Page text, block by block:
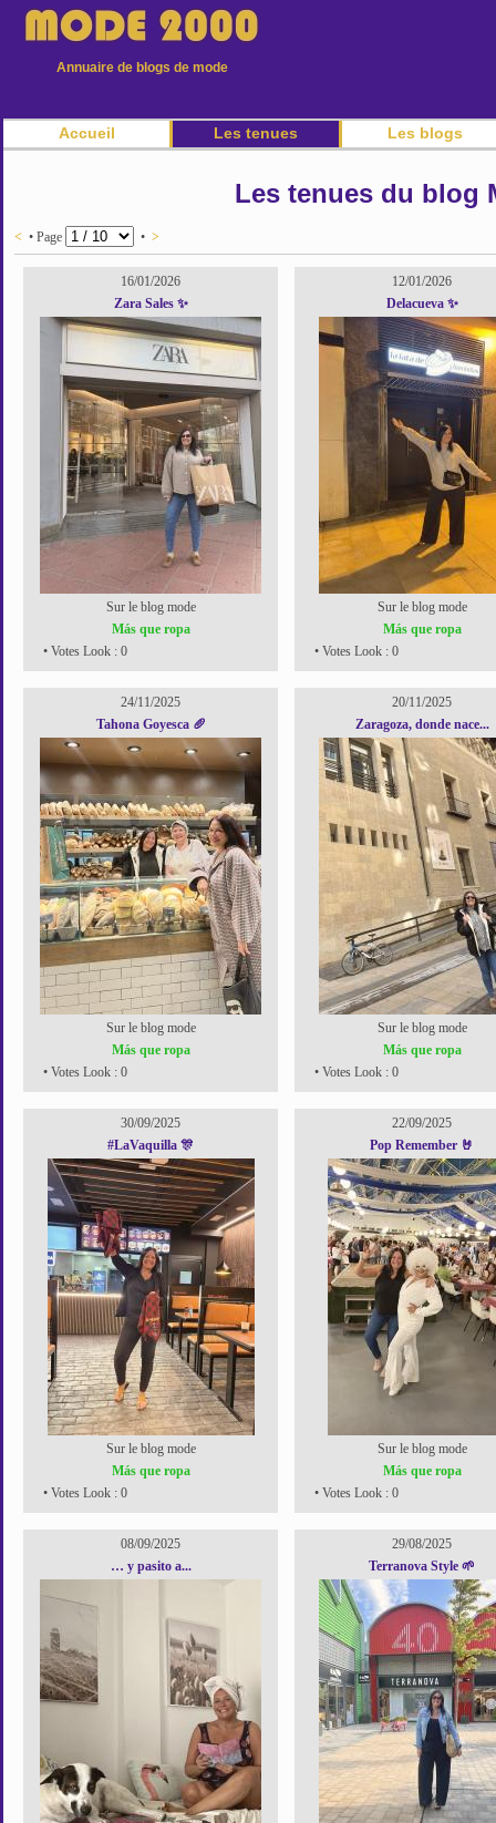
Annuaire de blogs de mode
Accueil Les tenues Les blogs
Les tenues du blog
< • Page • >
16/01/2026
Zara Sales ✨
Sur le blog mode
Más que ropa
• Votes Look : 0
12/01/2026
Delacueva ✨
Sur le blog mode
Más que ropa
• Votes Look : 0
24/11/2025
Tahona Goyesca 🥖
Sur le blog mode
Más que ropa
• Votes Look : 0
20/11/2025
Zaragoza, donde nace...
Sur le blog mode
Más que ropa
• Votes Look : 0
30/09/2025
#LaVaquilla 🎊
Sur le blog mode
Más que ropa
• Votes Look : 0
22/09/2025
Pop Remember 🤘
Sur le blog mode
Más que ropa
• Votes Look : 0
08/09/2025
… y pasito a...
29/08/2025
Terranova Style 🌱